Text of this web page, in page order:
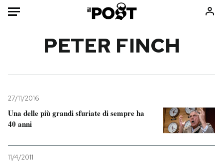
Mondo
Politica
Tecnologia
Scienza
Consumismi
PETER FINCH
27/11/2016
Una delle più grandi sfuriate di sempre ha
40 anni
11/4/2011